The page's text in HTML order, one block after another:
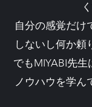
自分の感覚だけ
しないし何か
でもMIYABI先
ノウハウを学ん